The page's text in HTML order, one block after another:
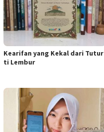
Kearifan yang Kekal dari Tutur
ti Lembur